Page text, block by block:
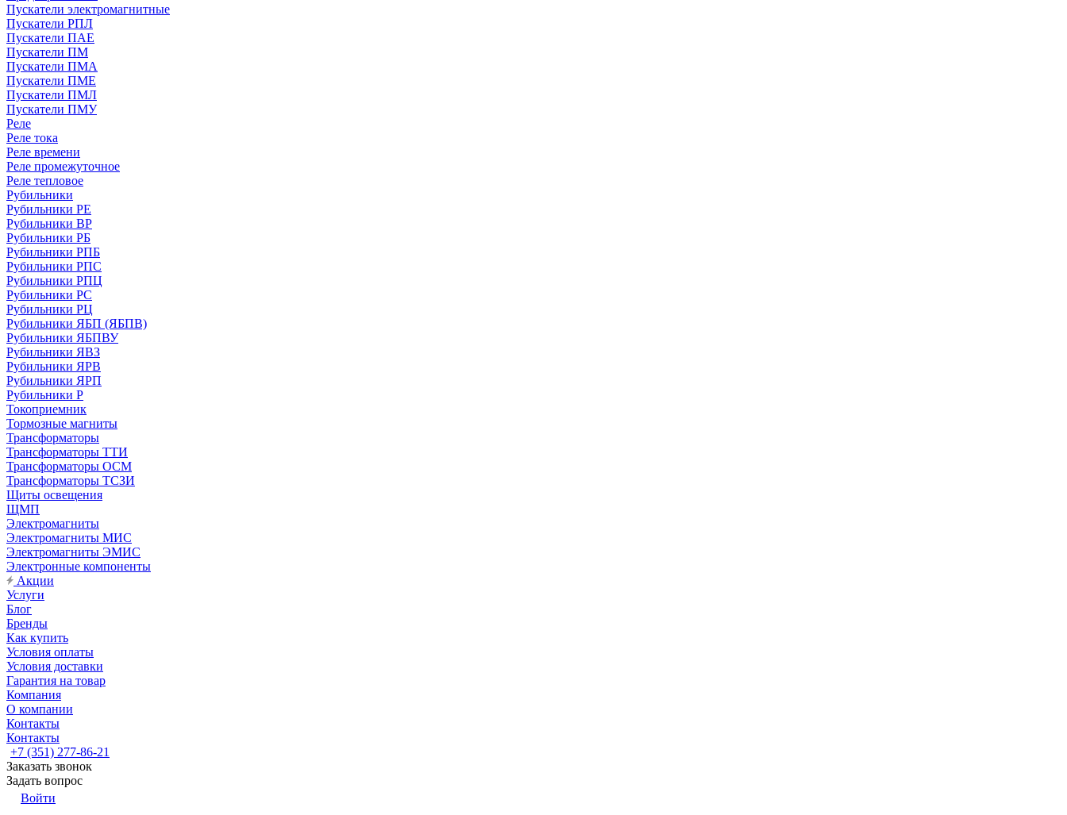
Пускатели электромагнитные
Пускатели РПЛ
Пускатели ПАЕ
Пускатели ПМ
Пускатели ПМА
Пускатели ПМЕ
Пускатели ПМЛ
Пускатели ПМУ
Реле
Реле тока
Реле времени
Реле промежуточное
Реле тепловое
Рубильники
Рубильники РЕ
Рубильники ВР
Рубильники РБ
Рубильники РПБ
Рубильники РПС
Рубильники РПЦ
Рубильники РС
Рубильники РЦ
Рубильники ЯБП (ЯБПВ)
Рубильники ЯБПВУ
Рубильники ЯВЗ
Рубильники ЯРВ
Рубильники ЯРП
Рубильники Р
Токоприемник
Тормозные магниты
Трансформаторы
Трансформаторы ТТИ
Трансформаторы ОСМ
Трансформаторы ТСЗИ
Щиты освещения
ЩМП
Электромагниты
Электромагниты МИС
Электромагниты ЭМИС
Электронные компоненты
Акции
Услуги
Блог
Бренды
Как купить
Условия оплаты
Условия доставки
Гарантия на товар
Компания
О компании
Контакты
Контакты
+7 (351) 277-86-21
Заказать звонок
Задать вопрос
Войти